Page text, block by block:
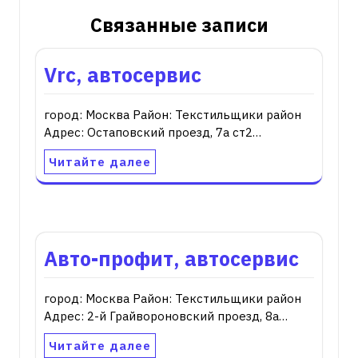
Связанные записи
Vrc, автосервис
город: Москва Район: Текстильщики район
Адрес: Остаповский проезд, 7а ст2…
Читайте далее
Авто-профит, автосервис
город: Москва Район: Текстильщики район
Адрес: 2-й Грайвороновский проезд, 8а…
Читайте далее